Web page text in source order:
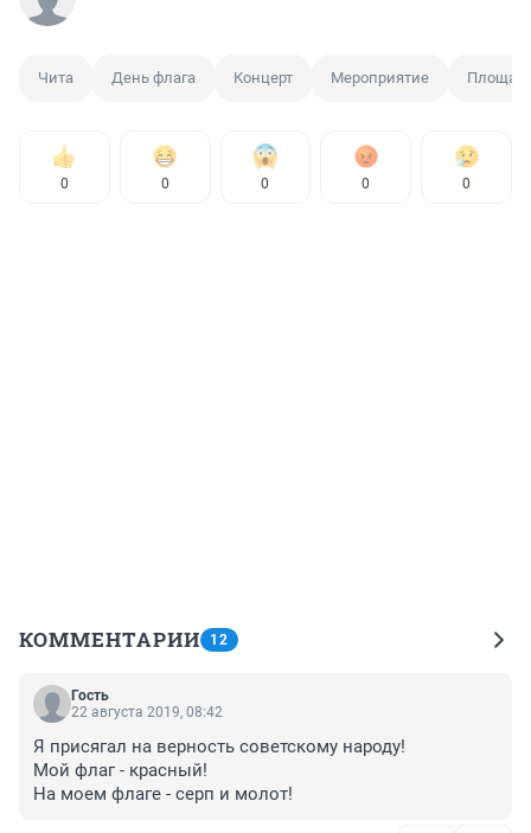
Чита День флага Концерт Мероприятие
0 0 0 0 0
КОММЕНТАРИИ 12
Гость
22 августа 2019, 08:42
Я присягал на верность советскому народу!
Мой флаг - красный!
На моем флаге - серп и молот!